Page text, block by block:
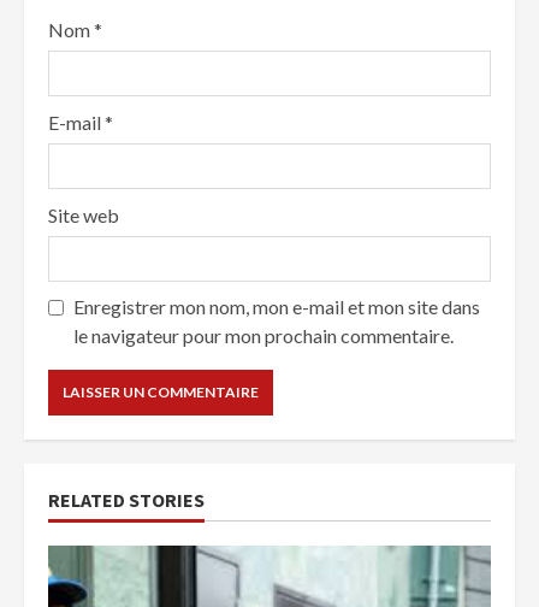
Nom*
E-mail*
Site web
Enregistrer mon nom, mon e-mail et mon site dans
le navigateur pour mon prochain commentaire.
RELATED STORIES